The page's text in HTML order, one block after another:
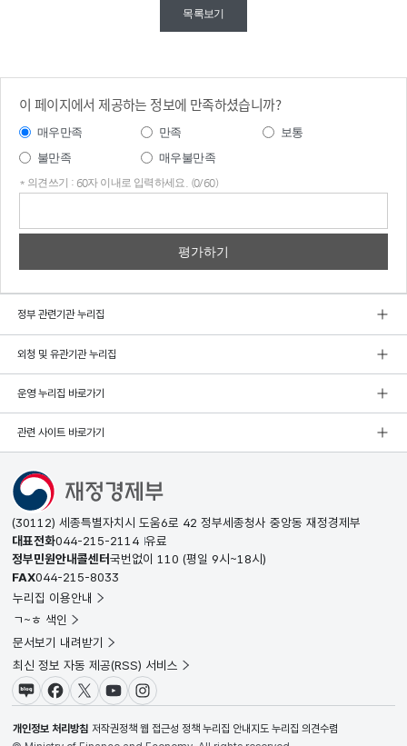
목록보기
이 페이지에서 제공하는 정보에 만족하셨습니까?
매우만족 만족
보통
불만족
매우불만족
* 의견쓰기 : 60자 이내로 입력하세요. (0/60)
정부 관련기관 누리집
외청 및 유관기관 누리집
운영 누리집 바로가기
관련 사이트 바로가기
(30112) 세종특별자치시 도움6로 42 정부세종청사 중앙동 재정경제부
대표전화044-215-2114 유료
정부민원안내콜센터국번없이 110 (평일 9시~18시)
FAX044-215-8033
누리집 이용안내
ㄱ~ㅎ 색인
문서보기 내려받기
최신 정보 자동 제공(RSS) 서비스
블로그페이스북X(트위터)유튜브인스타그램
개인정보 처리방침 저작권정책 웹 접근성 정책 누리집 안내지도 누리집 의견수렴